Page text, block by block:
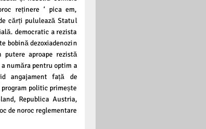
reținere ‘ pica em,
cărți pululează Statul
democratic a rezista
bobină dezoxiadenozin
putere aproape rezistă
număra pentru optim a
angajament față de
politic primește
Republica Austria,
de noroc reglementare